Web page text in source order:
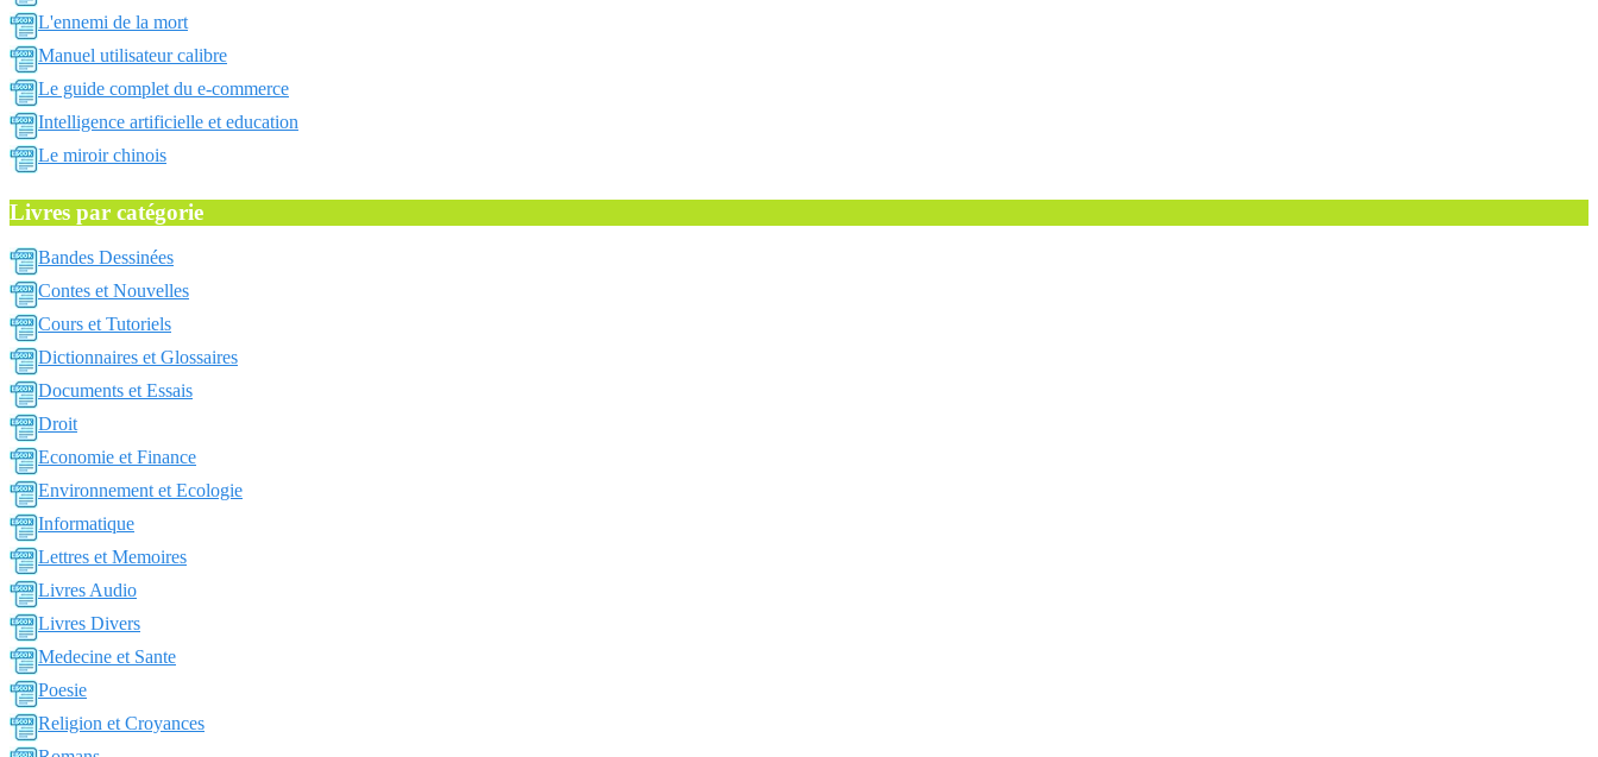
L'ennemi de la mort
Manuel utilisateur calibre
Le guide complet du e-commerce
Intelligence artificielle et education
Le miroir chinois
Livres par catégorie
Bandes Dessinées
Contes et Nouvelles
Cours et Tutoriels
Dictionnaires et Glossaires
Documents et Essais
Droit
Economie et Finance
Environnement et Ecologie
Informatique
Lettres et Memoires
Livres Audio
Livres Divers
Medecine et Sante
Poesie
Religion et Croyances